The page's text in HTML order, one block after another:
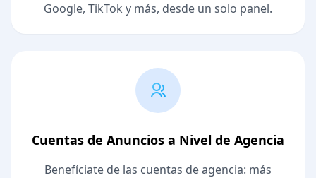
Google, TikTok y más, desde un solo panel.
Cuentas de Anuncios a Nivel de Agencia
Benefíciate de las cuentas de agencia: más